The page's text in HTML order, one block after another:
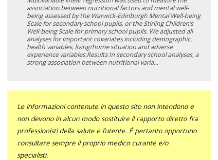
association between nutritional factors and mental well-
being assessed by the Warwick-Edinburgh Mental Well-being
Scale for secondary school pupils, or the Stirling Children’s
Well-being Scale for primary school pupils. We adjusted all
analyses for important covariates including demographic,
health variables, living/home situation and adverse
experience variables.Results In secondary school analyses, a
strong association between nutritional varia...
Le informazioni contenute in questo sito non intendono e
non devono in alcun modo sostituire il rapporto diretto fra
professionisti della salute e l’utente. È pertanto opportuno
consultare sempre il proprio medico curante e/o
specialisti.